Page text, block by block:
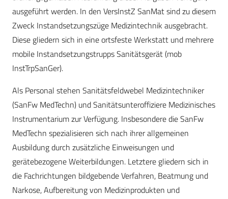
ausgeführt werden. In den ­Vers­InstZ SanMat sind zu diesem
Zweck Instandsetzungszüge Medizintechnik ausgebracht.
Diese gliedern sich in eine ortsfeste Werkstatt und mehrere
mobile Instandsetzungstrupps ­Sanitätsgerät (mob
InstTrpSanGer).
Als Personal stehen Sanitätsfeldwebel Medizintechniker
(SanFw MedTechn) und Sanitätsunteroffiziere Medizinisches
Instrumentarium zur Verfügung. Insbesondere die SanFw
MedTechn spezialisieren sich nach ihrer allgemeinen
Ausbildung durch zusätzliche Einweisungen und
gerätebezogene Weiterbildungen. Letztere gliedern sich in
die Fachrichtungen bildgebende Verfahren, Beatmung und
Narkose, Aufbereitung von Medizinprodukten und